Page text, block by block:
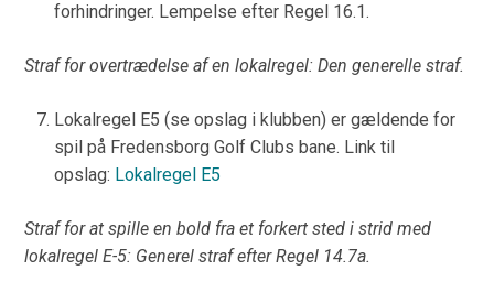
forhindringer. Lempelse efter Regel 16.1.
Straf for overtrædelse af en lokalregel: Den generelle straf.
Lokalregel E5 (se opslag i klubben) er gældende for
spil på Fredensborg Golf Clubs bane. Link til
opslag: Lokalregel E5
Straf for at spille en bold fra et forkert sted i strid med
lokalregel E-5: Generel straf efter Regel 14.7a.